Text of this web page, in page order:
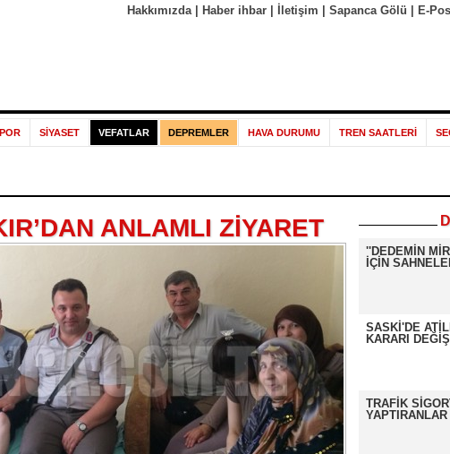
Hakkımızda| Haber ihbar| İletişim Sapanca Gölü E-
SİYASET VEFATLAR DEPREMLER HAVA DURUMU TREN SAATLERİ
''DEDEMİN
İÇİN
SASKİ'DE
KARARI
TRAFİK
YAPTIRANLAR
ANLAMLI ZİYARET